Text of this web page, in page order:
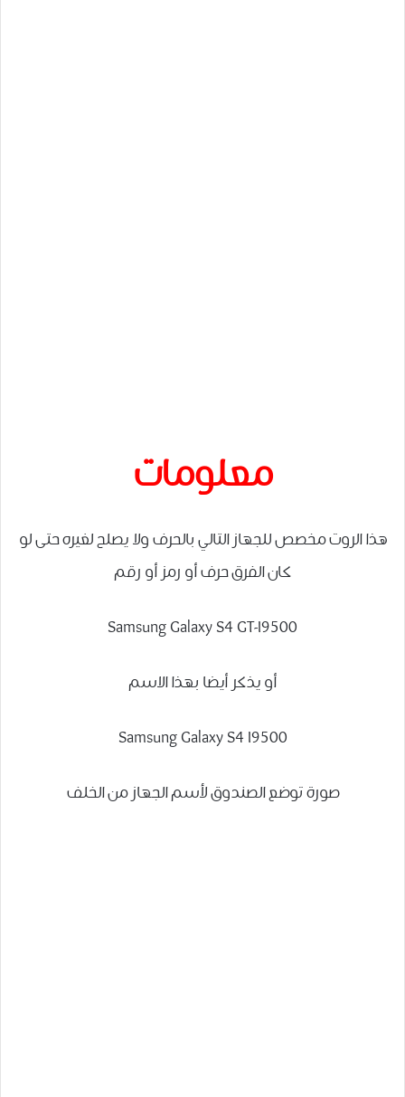
معلومات
هذا الروت مخصص للجهاز التالي بالحرف ولا يصلح لغيره حتى لو
كان الفرق حرف أو رمز أو رقم
Samsung Galaxy S4 GT-I9500
أو يذكر أيضا بهذا الاسم
Samsung Galaxy S4 I9500
صورة توضع الصندوق لأسم الجهاز من الخلف